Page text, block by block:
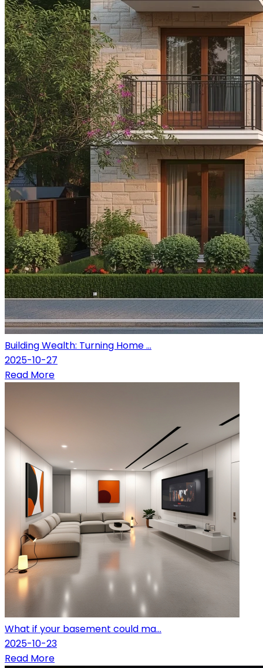
Building Wealth: Turning Home ...
2025-10-27
Read More
What if your basement could ma...
2025-10-23
Read More